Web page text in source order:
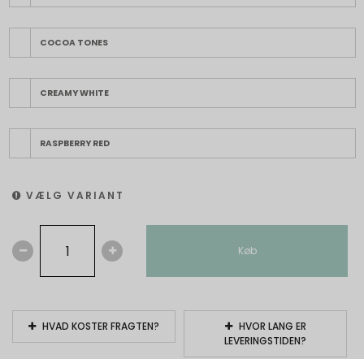
COCOA TONES
CREAMY WHITE
RASPBERRY RED
VÆLG VARIANT
Køb
HVAD KOSTER FRAGTEN?
HVOR LANG ER
LEVERINGSTIDEN?